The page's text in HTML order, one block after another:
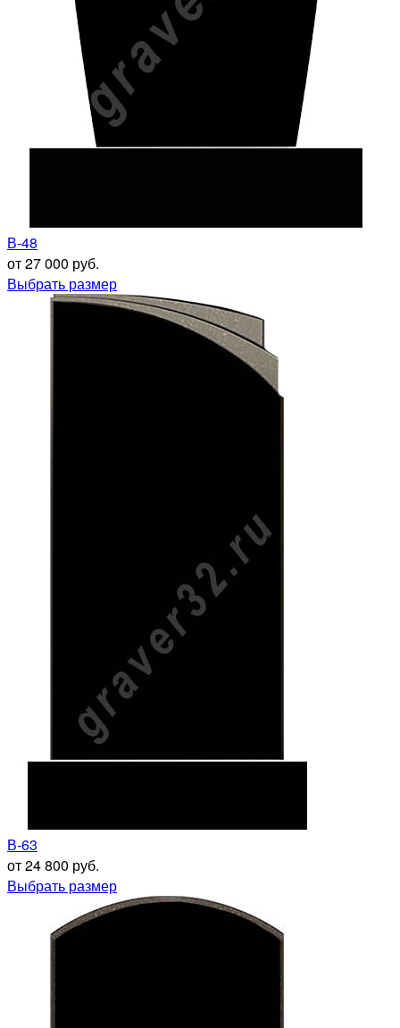
В-48
от 27 000 руб.
Выбрать размер
В-63
от 24 800 руб.
Выбрать размер